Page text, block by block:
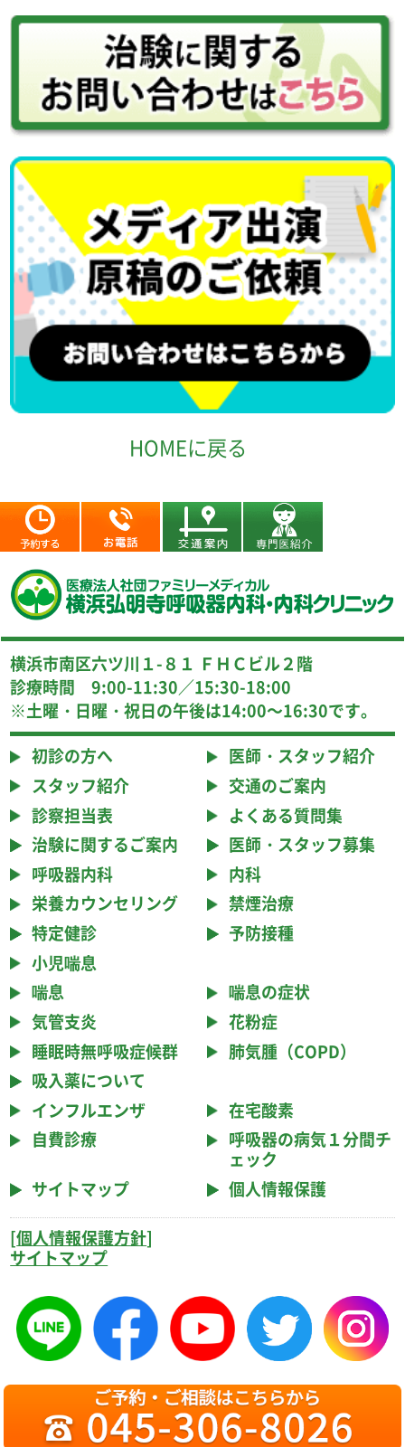
HOMEに戻る
横浜市南区六ツ川１-８１ ＦＨＣビル２階
診療時間 9:00-11:30／15:30-18:00
※土曜・日曜・祝日の午後は14:00～16:30です。
初診の方へ
医師・スタッフ紹介
スタッフ紹介
交通のご案内
診察担当表
よくある質問集
治験に関するご案内
医師・スタッフ募集
呼吸器内科
内科
栄養カウンセリング
禁煙治療
特定健診
予防接種
小児喘息
喘息
喘息の症状
気管支炎
花粉症
睡眠時無呼吸症候群
肺気腫（COPD）
吸入薬について
インフルエンザ
在宅酸素
自費診療
呼吸器の病気１分間チ
ェック
サイトマップ
個人情報保護
[個人情報保護方針]
サイトマップ
Copyright © Yokohama-Gumyouji
Kokyuukinaika Naika Clinic
All Rights Reserved.